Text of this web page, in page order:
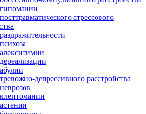
стрессового
депрессивного расстройства